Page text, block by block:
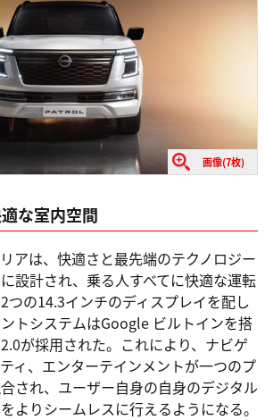
画像(7枚)
な室内空間
アは、快適さと最先端のテクノロジー
設計され、乗る人すべてに快適な運転
つの14.3インチのディスプレイを配し
トシステムはGoogle ビルトインを搭
が採用された。これにより、ナビゲ
ィ、エンターテインメントが一つのプ
され、ユーザー自身の自身のデジタル
よりシームレスに行えるようになる。